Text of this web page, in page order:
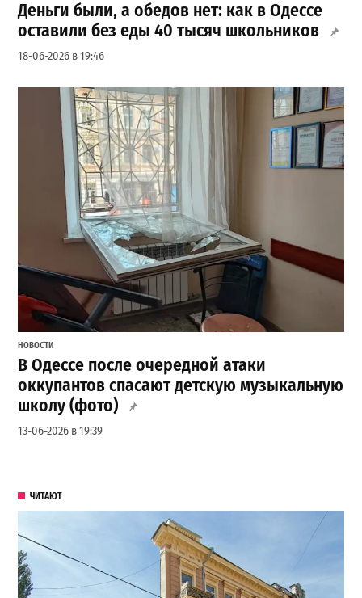
Деньги были, а обедов нет: как в Одессе
оставили без еды 40 тысяч школьников
18-06-2026 в 19:46
НОВОСТИ
В Одессе после очередной атаки
оккупантов спасают детскую музыкальную
школу (фото)
13-06-2026 в 19:39
ЧИТАЮТ